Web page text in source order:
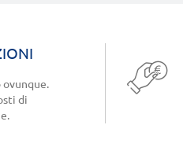
ovunque.
di